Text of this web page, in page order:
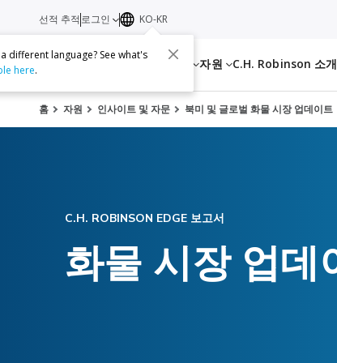
서비스 자원 C.H. Robinson 소
선적 추적 로그인 KO-KR
different language? See what's
here.
홈 자원 인사이트 및 자문 북미 및 글로벌 화물 시장 업데이트
C.H. ROBINSON EDGE 보고서
화물 시장 업